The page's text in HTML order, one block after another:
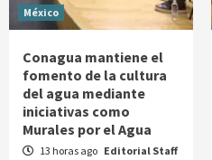
México
Conagua mantiene el
fomento de la cultura
del agua mediante
iniciativas como
Murales por el Agua
13 horas ago Editorial Staff